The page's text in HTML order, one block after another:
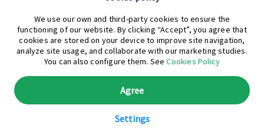
¿En qué podemos ayudarte hoy?
We use our own and third-party cookies to ensure the
functioning of our website. By clicking “Accept”, you agree that
cookies are stored on your device to improve site navigation,
analyze site usage, and collaborate with our marketing studies.
You can also configure them. SeeCookies Policy
Settings
Agree